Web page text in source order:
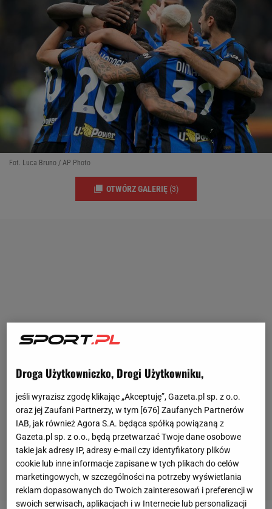
Fot. Luca Bruno / AP Photo
OTWÓRZ GALERIĘ (3)
Droga Użytkowniczko, Drogi Użytkowniku,
jeśli wyrazisz zgodę klikając „Akceptuję”, Gazeta.pl sp. z o.o.
oraz jej Zaufani Partnerzy, w tym [676] Zaufanych Partnerów
IAB, jak również Agora S.A. będąca spółką powiązaną z
Gazeta.pl sp. z o.o., będą przetwarzać Twoje dane osobowe
takie jak adresy IP, adresy e-mail czy identyfikatory plików
cookie lub inne informacje zapisane w tych plikach do celów
marketingowych, w szczególności na potrzeby wyświetlania
reklam dopasowanych do Twoich zainteresowań i preferencji w
swoich serwisach, aplikacjach i w Internecie lub personalizacji